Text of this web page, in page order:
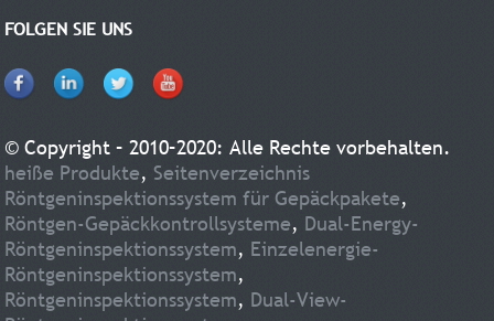
einen schnellen Standortwechsel und eine schnelle Installation.
FOLGEN SIE UNS
© Copyright – 2010–2020: Alle Rechte vorbehalten.
heiße Produkte, Seitenverzeichnis
Röntgeninspektionssystem für Gepäckpakete,
Röntgen-Gepäckkontrollsysteme, Dual-Energy-
Röntgeninspektionssystem, Einzelenergie-
Röntgeninspektionssystem,
Röntgeninspektionssystem, Dual-View-